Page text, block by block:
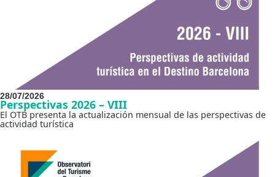
28/07/2026
Perspectivas 2026 – VIII
El OTB presenta la actualización mensual de las perspectivas de
actividad turística